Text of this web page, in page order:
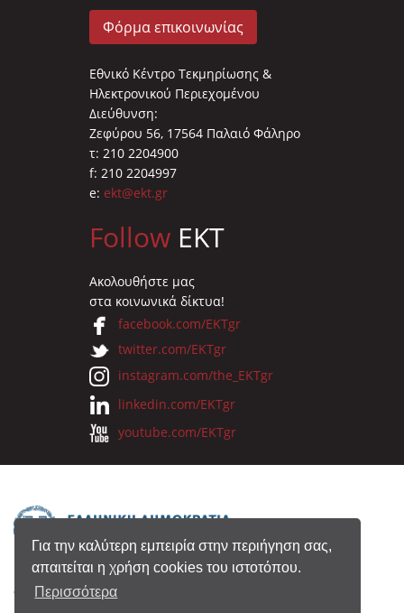
Για την καλύτερη εμπειρία στην περιήγηση σας,
απαιτείται η χρήση cookies του ιστοτόπου.
Περισσότερα
Φόρμα επικοινωνίας
Εθνικό Κέντρο Τεκμηρίωσης &
Ηλεκτρονικού Περιεχομένου
Διεύθυνση:
Ζεφύρου 56, 17564 Παλαιό Φάληρο
τ: 210 2204900
f: 210 2204997
e: ekt@ekt.gr
Follow EKT
Ακολουθήστε μας
στα κοινωνικά δίκτυα!
facebook.com/EKTgr
twitter.com/EKTgr
instagram.com/the_EKTgr
linkedin.com/EKTgr
youtube.com/EKTgr
© 2026 Eθνικό Κέντρο Τεκμηρίωσης